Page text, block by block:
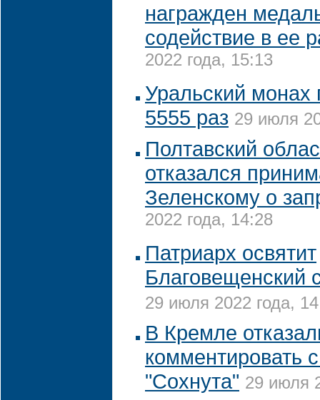
награжден
содействие в ее
2022 года, 15:13
Уральский монах
5555 раз 29 июля
Полтавский
отказался
Зеленскому о
2022 года, 14:28
Патриарх освятит
Благовещенский
29 июля 2022 года,
В Кремле
комментировать
"Сохнута" 29 июля